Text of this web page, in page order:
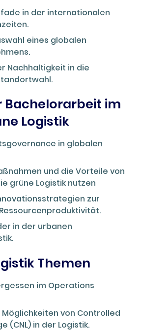
in der internationalen
eines globalen
Nachhaltigkeit in die
Bachelorarbeit im
Logistik
in globalen
und die Vorteile von
grüne Logistik nutzen
zur
in der urbanen
Themen
im Operations
von Controlled
(CNL) in der Logistik.